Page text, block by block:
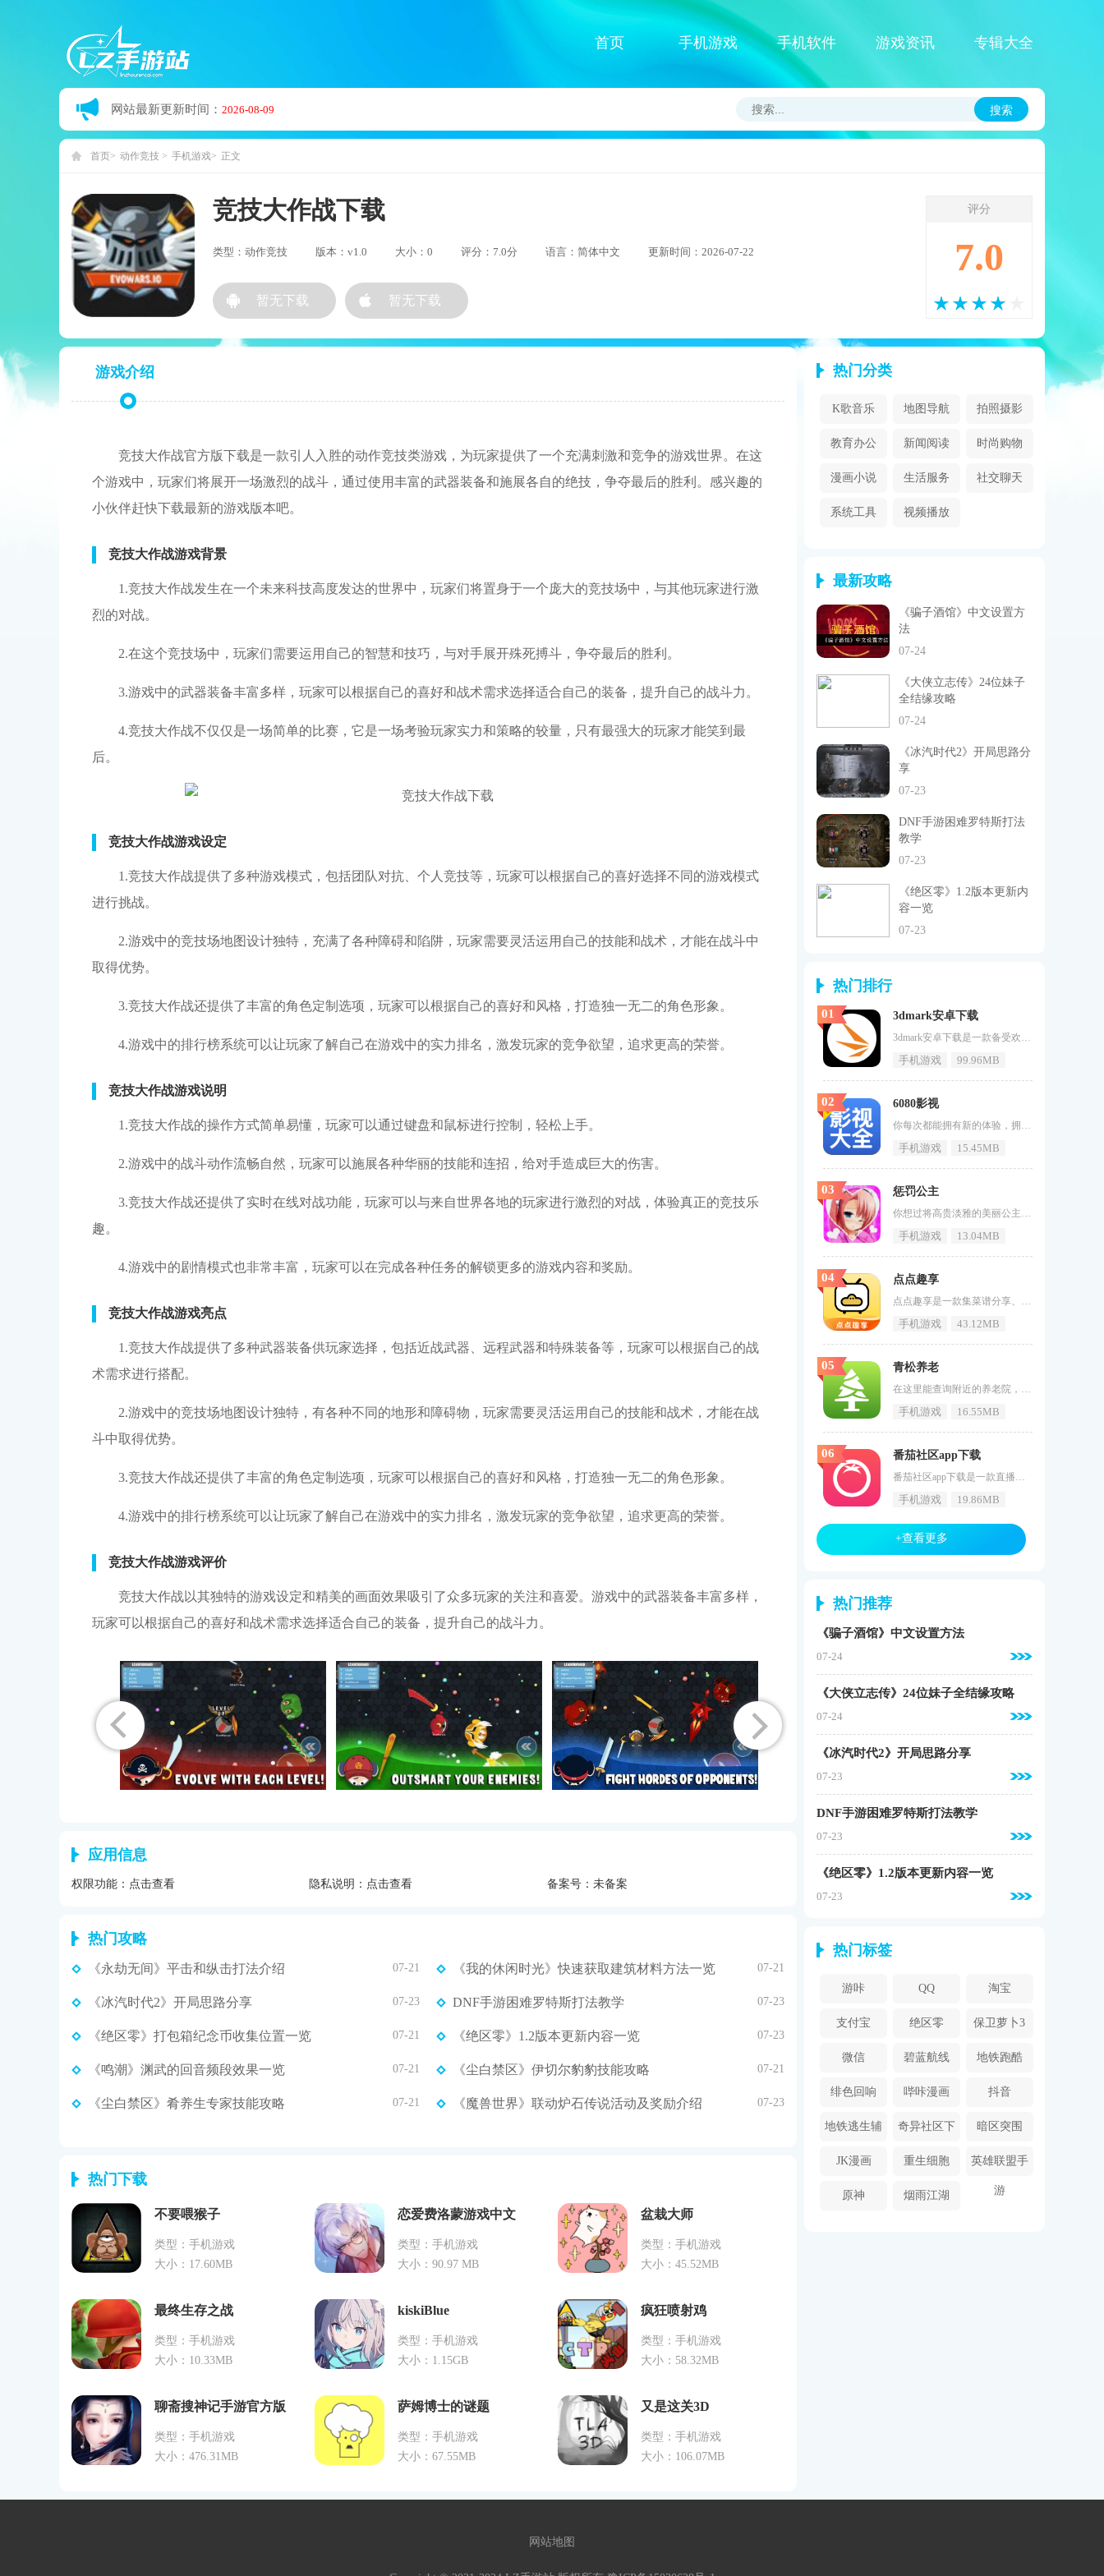
首页 手机游戏 手机软件 游戏资讯 专辑大全
网站最新更新时间： 2026-08-09 搜索
首页 动作竞技 手机游戏 正文
竞技大作战下载
类型：动作竞技 版本：v1.0 大小：0 评分：7.0分 语言：简体中文 更新时间：2026-07-22
评分
7.0
游戏介绍
竞技大作战官方版下载是一款引人入胜的动作竞技类游戏，为玩家提供了一个充满刺激和竞争的游戏世界。在这
个游戏中，玩家们将展开一场激烈的战斗，通过使用丰富的武器装备和施展各自的绝技，争夺最后的胜利。感兴趣的
小伙伴赶快下载最新的游戏版本吧。
竞技大作战游戏背景
1.竞技大作战发生在一个未来科技高度发达的世界中，玩家们将置身于一个庞大的竞技场中，与其他玩家进行激
烈的对战。
2.在这个竞技场中，玩家们需要运用自己的智慧和技巧，与对手展开殊死搏斗，争夺最后的胜利。
3.游戏中的武器装备丰富多样，玩家可以根据自己的喜好和战术需求选择适合自己的装备，提升自己的战斗力。
4.竞技大作战不仅仅是一场简单的比赛，它是一场考验玩家实力和策略的较量，只有最强大的玩家才能笑到最
后。
竞技大作战游戏设定
1.竞技大作战提供了多种游戏模式，包括团队对抗、个人竞技等，玩家可以根据自己的喜好选择不同的游戏模式
进行挑战。
2.游戏中的竞技场地图设计独特，充满了各种障碍和陷阱，玩家需要灵活运用自己的技能和战术，才能在战斗中
取得优势。
3.竞技大作战还提供了丰富的角色定制选项，玩家可以根据自己的喜好和风格，打造独一无二的角色形象。
4.游戏中的排行榜系统可以让玩家了解自己在游戏中的实力排名，激发玩家的竞争欲望，追求更高的荣誉。
竞技大作战游戏说明
1.竞技大作战的操作方式简单易懂，玩家可以通过键盘和鼠标进行控制，轻松上手。
2.游戏中的战斗动作流畅自然，玩家可以施展各种华丽的技能和连招，给对手造成巨大的伤害。
3.竞技大作战还提供了实时在线对战功能，玩家可以与来自世界各地的玩家进行激烈的对战，体验真正的竞技乐
趣。
4.游戏中的剧情模式也非常丰富，玩家可以在完成各种任务的解锁更多的游戏内容和奖励。
竞技大作战游戏亮点
1.竞技大作战提供了多种武器装备供玩家选择，包括近战武器、远程武器和特殊装备等，玩家可以根据自己的战
术需求进行搭配。
2.游戏中的竞技场地图设计独特，有各种不同的地形和障碍物，玩家需要灵活运用自己的技能和战术，才能在战
斗中取得优势。
3.竞技大作战还提供了丰富的角色定制选项，玩家可以根据自己的喜好和风格，打造独一无二的角色形象。
4.游戏中的排行榜系统可以让玩家了解自己在游戏中的实力排名，激发玩家的竞争欲望，追求更高的荣誉。
竞技大作战游戏评价
竞技大作战以其独特的游戏设定和精美的画面效果吸引了众多玩家的关注和喜爱。游戏中的武器装备丰富多样，
玩家可以根据自己的喜好和战术需求选择适合自己的装备，提升自己的战斗力。
应用信息
权限功能： 点击查看 隐私说明： 点击查看 备案号：未备案
热门攻略
《永劫无间》平击和纵击打法介绍 07-21 《我的休闲时光》快速获取建筑材料方法一览 07-21
《冰汽时代2》开局思路分享 07-23 DNF手游困难罗特斯打法教学 07-23
《绝区零》打包箱纪念币收集位置一览 07-21 《绝区零》1.2版本更新内容一览 07-23
《鸣潮》渊武的回音频段效果一览 07-21 《尘白禁区》伊切尔豹豹技能攻略 07-21
《尘白禁区》肴养生专家技能攻略 07-21 《魔兽世界》联动炉石传说活动及奖励介绍 07-23
热门下载
不要喂猴子
类型：手机游戏
大小：17.60MB
恋爱费洛蒙游戏中文
类型：手机游戏
大小：90.97 MB
盆栽大师
类型：手机游戏
大小：45.52MB
最终生存之战
类型：手机游戏
大小：10.33MB
kiskiBlue
类型：手机游戏
大小：1.15GB
疯狂喷射鸡
类型：手机游戏
大小：58.32MB
聊斋搜神记手游官方版
类型：手机游戏
大小：476.31MB
萨姆博士的谜题
类型：手机游戏
大小：67.55MB
又是这关3D
类型：手机游戏
大小：106.07MB
热门分类
K歌音乐 地图导航 拍照摄影
教育办公 新闻阅读 时尚购物
漫画小说 生活服务 社交聊天
系统工具 视频播放
最新攻略
《骗子酒馆》中文设置方
法
07-24
《大侠立志传》24位妹子
全结缘攻略
07-24
《冰汽时代2》开局思路分
享
07-23
DNF手游困难罗特斯打法
教学
07-23
《绝区零》1.2版本更新内
容一览
07-23
热门排行
3dmark安卓下载
3dmark安卓下载是一款备受欢迎的APP，专为测试和优化3d图形性能而设计。无论你是游戏爱好者还是专业图形设计师，这款软件都能帮助你深入了解设备的图形处理能力。通过3dMark，你可以轻松进行基准测试、比较不同设备的性能，并找到最适合你需求的设置。如果你对设备性能有较高要求，那么赶快下载3dMark，让它帮助你发挥设备的最大潜力吧！3dMark软件功能1.提供多种基准测试，全面评估设备的图形性能。2.支持实时性能监控，让你随时了解设备的运行状态。3.提供性能比
手机游戏 99.96MB
01
6080影视
你每次都能拥有新的体验，拥有更为新奇的看点服务，获取更多不错的剧集，这就是《6080影视》，这是一款相当精彩的资源播放软件，让用户时刻都能开启自己的私人影院，靠着自己喜欢方式来点播更多好看的剧集，自由的去点播即将上市的各种剧集和影视让你能够满意。6080影视软件特色1、上架内容及时更新，内置功能非常强大，且免费观看，无需广告，用户在平台上可以第一时间观看最新内容。2、获取更多渠道来找到你喜欢的更多剧集，想看最新的内容都可以提供，是追剧的合作伙伴必须进入的软件。3、它很
手机游戏 15.45MB
02
惩罚公主
你想过将高贵淡雅的美丽公主蹂躏在怀的感受吗，想将高贵无比的公主调教成只为你而活的女孩么，想要将温柔文雅的公主打造成为极度反差的少女么，那么惩罚公主这个游戏你一定不要错过了，在这个游戏中可以满足你对公主的任何幻想，各种令人兴奋到极点的画面让你忍不住想要暴走，你可以将你的欲望尽情发泄在这个游戏中，游戏里还有很多隐藏cg等你去解锁观看哦，感兴趣的小伙伴快来下载体验一下吧。惩罚公主超多美丽的少女正在等待你的到来1、进入游戏，选择解锁的美女，然后开始调音。2、触摸屏幕可以调整力度
手机游戏 13.04MB
03
点点趣享
点点趣享是一款集菜谱分享、烹饪指导与食材购买于一体的综合性美食应用。它汇聚了海量的菜谱资源，无论是家常小菜还是高档料理，都能在这里找到详细的烹饪步骤和专业的指导。用户不仅可以轻松搜索和浏览各种食谱，还能根据自己的口味偏好和历史行为获得个性化的菜谱推荐。点点趣享还支持在线购买食材，从源头上简化了烹饪前的准备工作，让用户在享受烹饪乐趣的也能轻松解决食材采购的烦恼。应用内置的社交功能更是为用户提供了一个交流烹饪心得、分享美食体验的平台，让烹饪不再是一个人的事情，而是一场充满乐
手机游戏 43.12MB
04
青松养老
在这里能查询附近的养老院，还能为老人们提供衣食住行等方面的生活服务。《青松养老》有着最全面的养老服务，中国第一个做养老服务行业的机构，感兴趣的用户快来下载体验吧！青松养老介绍青松养老app是一款专门为广大老年人们养老平台，用户们通过该软件更加方便的找寻附近养老机构，以及提供老年人的衣食住行的产品购物服务，并且还推送一些运动养生、健康调理的方法资讯。为用户提供最全面的养老服务功能。青松养老亮点支持养老资源的获取，通过养老平台帮助老年人寻找合适的资源和享受服务。为中老年
手机游戏 16.55MB
05
番茄社区app下载
番茄社区app下载是一款直播社交应用，让用户能够随时随地观看各种精彩直播内容，并与志同道合的人互动交流。番茄社区提供了海量的直播内容，涵盖了才艺表演、生活分享、娱乐互动等多个方面。无论是音乐、舞蹈、游戏、美食还是旅游等热门话题，都能在番茄社区找到自己感兴趣的直播内容。感兴趣的小伙伴赶快下载最新的软件版本吧。番茄社区软件特点1.让用户能够随时随地观看各种精彩直播内容，并与志同道合的人互动交流。2.这意味着用户可以在不同的设备上随时随地观看直播内容，并与他人互动交流。3.
手机游戏 19.86MB
06
+查看更多
热门推荐
《骗子酒馆》中文设置方法
07-24
《大侠立志传》24位妹子全结缘攻略
07-24
《冰汽时代2》开局思路分享
07-23
DNF手游困难罗特斯打法教学
07-23
《绝区零》1.2版本更新内容一览
07-23
热门标签
游咔 QQ 淘宝
支付宝 绝区零 保卫萝卜3
微信 碧蓝航线 地铁跑酷
绯色回响 哔咔漫画
2024
抖音
地铁逃生辅
助器
奇异社区下
载安装
暗区突围
JK漫画 重生细胞 英雄联盟手
游
原神 烟雨江湖
网站地图